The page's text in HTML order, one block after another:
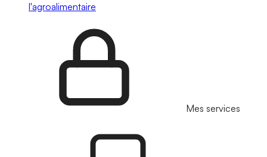
l'agroalimentaire
Mes services